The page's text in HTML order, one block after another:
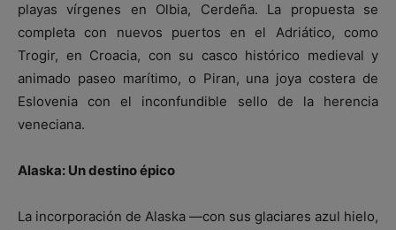
playas vírgenes en Olbia, Cerdeña. La propuesta se
completa con nuevos puertos en el Adriático, como
Trogir, en Croacia, con su casco histórico medieval y
animado paseo marítimo, o Piran, una joya costera de
Eslovenia con el inconfundible sello de la herencia
veneciana.
Alaska: Un destino épico
La incorporación de Alaska —con sus glaciares azul hielo,